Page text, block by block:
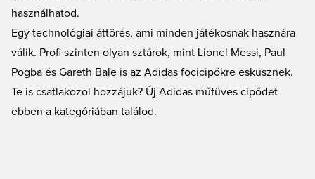
használhatod.
Egy technológiai áttörés, ami minden játékosnak hasznára
válik. Profi szinten olyan sztárok, mint Lionel Messi, Paul
Pogba és Gareth Bale is az Adidas focicipőkre esküsznek.
Te is csatlakozol hozzájuk? Új Adidas műfüves cipődet
ebben a kategóriában találod.